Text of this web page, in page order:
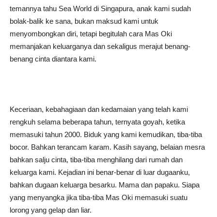
temannya tahu Sea World di Singapura, anak kami sudah
bolak-balik ke sana, bukan maksud kami untuk
menyombongkan diri, tetapi begitulah cara Mas Oki
memanjakan keluarganya dan sekaligus merajut benang-
benang cinta diantara kami.
Keceriaan, kebahagiaan dan kedamaian yang telah kami
rengkuh selama beberapa tahun, ternyata goyah, ketika
memasuki tahun 2000. Biduk yang kami kemudikan, tiba-tiba
bocor. Bahkan terancam karam. Kasih sayang, belaian mesra
bahkan salju cinta, tiba-tiba menghilang dari rumah dan
keluarga kami. Kejadian ini benar-benar di luar dugaanku,
bahkan dugaan keluarga besarku. Mama dan papaku. Siapa
yang menyangka jika tiba-tiba Mas Oki memasuki suatu
lorong yang gelap dan liar.